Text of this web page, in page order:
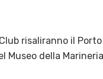
risaliranno il
Museo della Marineria